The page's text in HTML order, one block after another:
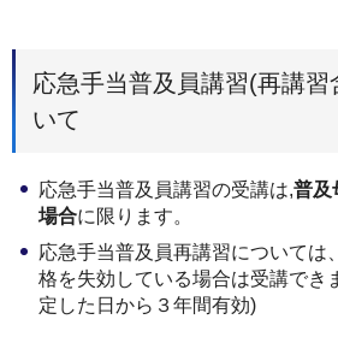
応急手当普及員講習(再講習
いて
応急手当普及員講習の受講は,普及
場合に限ります。
応急手当普及員再講習については
格を失効している場合は受講でき
定した日から３年間有効)